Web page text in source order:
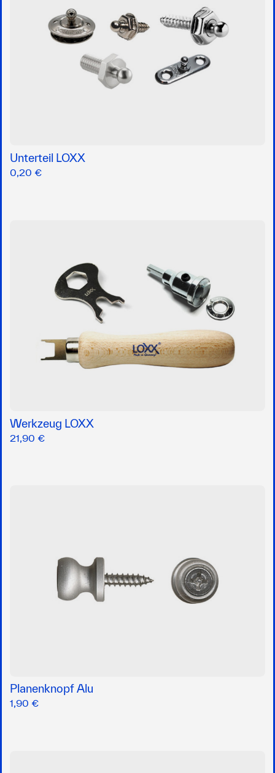
Unterteil LOXX
0,20 €
Werkzeug LOXX
21,90 €
Planenknopf Alu
1,90 €